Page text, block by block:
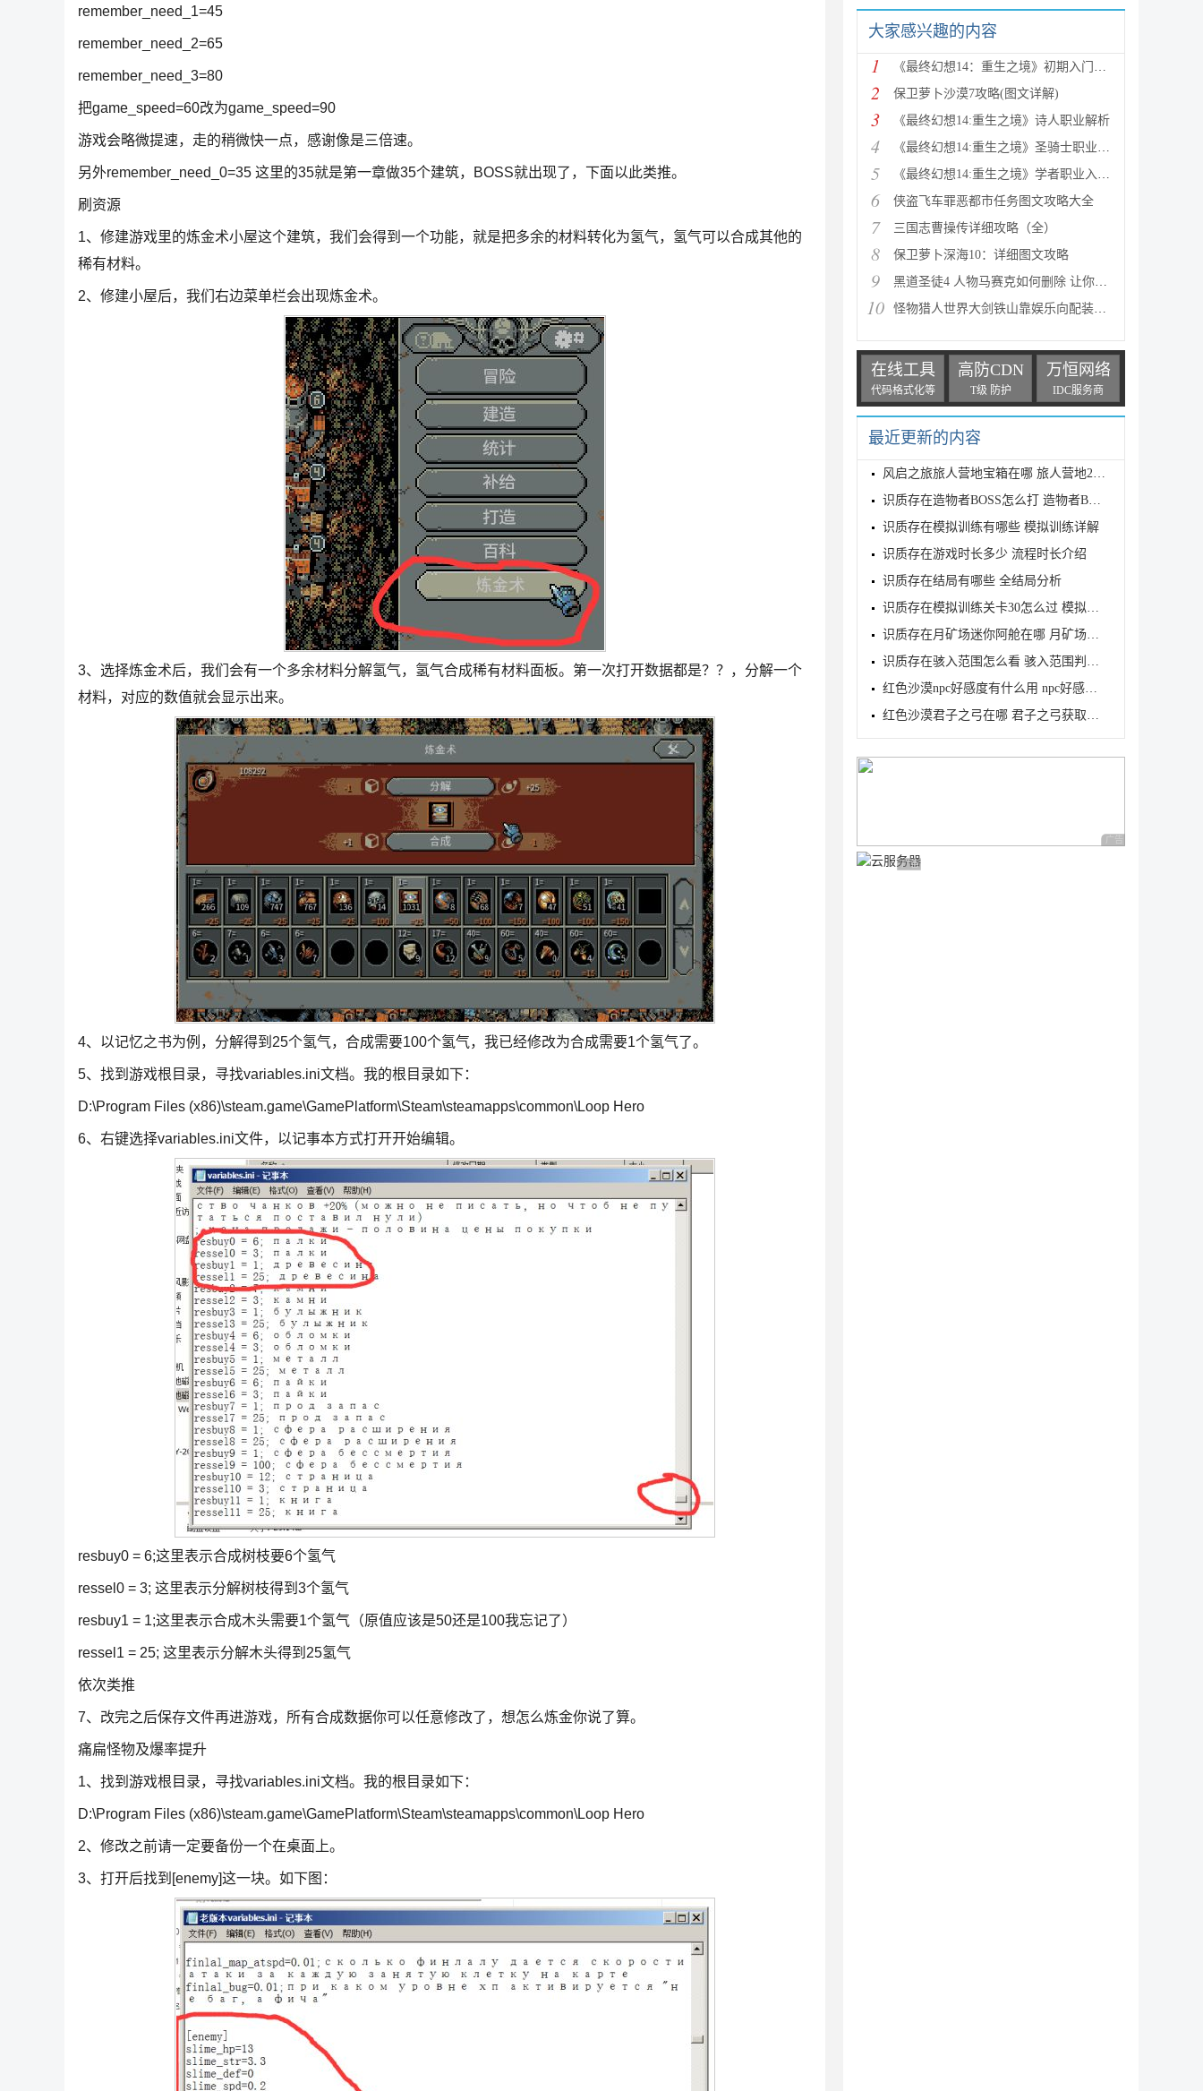
remember_need_1=45
remember_need_2=65
remember_need_3=80
把game_speed=60改为game_speed=90
游戏会略微提速，走的稍微快一点，感谢像是三倍速。
另外remember_need_0=35 这里的35就是第一章做35个建筑，BOSS就出现了，下面以此类推。
刷资源
1、修建游戏里的炼金术小屋这个建筑，我们会得到一个功能，就是把多余的材料转化为氢气，氢气可以合成其他的
稀有材料。
2、修建小屋后，我们右边菜单栏会出现炼金术。
3、选择炼金术后，我们会有一个多余材料分解氢气，氢气合成稀有材料面板。第一次打开数据都是？？，分解一个
材料，对应的数值就会显示出来。
4、以记忆之书为例，分解得到25个氢气，合成需要100个氢气，我已经修改为合成需要1个氢气了。
5、找到游戏根目录，寻找variables.ini文档。我的根目录如下：
D:\Program Files (x86)\steam.game\GamePlatform\Steam\steamapps\common\Loop Hero
6、右键选择variables.ini文件，以记事本方式打开开始编辑。
resbuy0 = 6;这里表示合成树枝要6个氢气
ressel0 = 3; 这里表示分解树枝得到3个氢气
resbuy1 = 1;这里表示合成木头需要1个氢气（原值应该是50还是100我忘记了）
ressel1 = 25; 这里表示分解木头得到25氢气
依次类推
7、改完之后保存文件再进游戏，所有合成数据你可以任意修改了，想怎么炼金你说了算。
痛扁怪物及爆率提升
1、找到游戏根目录，寻找variables.ini文档。我的根目录如下：
D:\Program Files (x86)\steam.game\GamePlatform\Steam\steamapps\common\Loop Hero
2、修改之前请一定要备份一个在桌面上。
3、打开后找到[enemy]这一块。如下图：
大家感兴趣的内容
1 《最终幻想14：重生之境》初期入门指南
2 保卫萝卜沙漠7攻略(图文详解)
3 《最终幻想14:重生之境》诗人职业解析
4 《最终幻想14:重生之境》圣骑士职业解析
5 《最终幻想14:重生之境》学者职业入门指南
6 侠盗飞车罪恶都市任务图文攻略大全
7 三国志曹操传详细攻略（全）
8 保卫萝卜深海10：详细图文攻略
9 黑道圣徒4 人物马赛克如何删除 让你满足色狼的需求
10 怪物猎人世界大剑铁山靠娱乐向配装分享
在线工具
代码格式化等
高防CDN
T级 防护
万恒网络
IDC服务商
最近更新的内容
风启之旅旅人营地宝箱在哪 旅人营地2个宝箱位置介绍
识质存在造物者BOSS怎么打 造物者BOSS打法介绍
识质存在模拟训练有哪些 模拟训练详解
识质存在游戏时长多少 流程时长介绍
识质存在结局有哪些 全结局分析
识质存在模拟训练关卡30怎么过 模拟训练关卡30三星攻
识质存在月矿场迷你阿舱在哪 月矿场迷你阿舱位置介绍
识质存在骇入范围怎么看 骇入范围判定查看方法
红色沙漠npc好感度有什么用 npc好感度作用介绍
红色沙漠君子之弓在哪 君子之弓获取地点及属性介绍
广告 商业广告，理性
广告 商业广告，理性选择